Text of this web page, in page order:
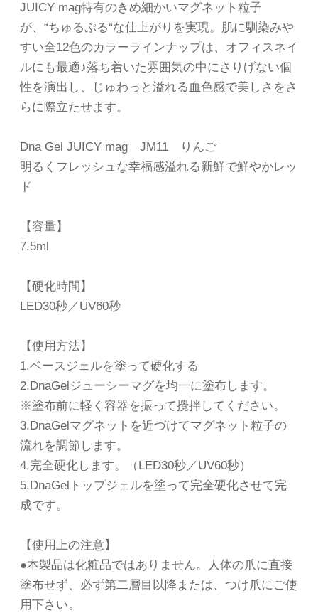
JUICY mag特有のきめ細かいマグネット粒子
が、“ちゅるぷる“な仕上がりを実現。肌に馴染みや
すい全12色のカラーラインナップは、オフィスネイ
ルにも最適♪落ち着いた雰囲気の中にさりげない個
性を演出し、じゅわっと溢れる血色感で美しさをさ
らに際立たせます。
Dna Gel JUICY mag JM11 りんご
明るくフレッシュな幸福感溢れる新鮮で鮮やかレッ
ド
【容量】
7.5ml
【硬化時間】
LED30秒／UV60秒
【使用方法】
1.ベースジェルを塗って硬化する
2.DnaGelジューシーマグを均一に塗布します。
※塗布前に軽く容器を振って攪拌してください。
3.DnaGelマグネットを近づけてマグネット粒子の
流れを調節します。
4.完全硬化します。（LED30秒／UV60秒）
5.DnaGelトップジェルを塗って完全硬化させて完
成です。
【使用上の注意】
●本製品は化粧品ではありません。人体の爪に直接
塗布せず、必ず第二層目以降または、つけ爪にご使
用下さい。